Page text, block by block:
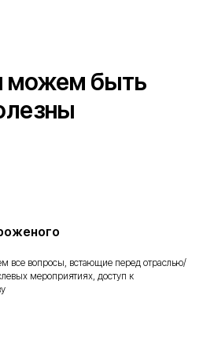
можем быть
все вопросы, встающие перед отраслью/
мероприятиях, доступ к